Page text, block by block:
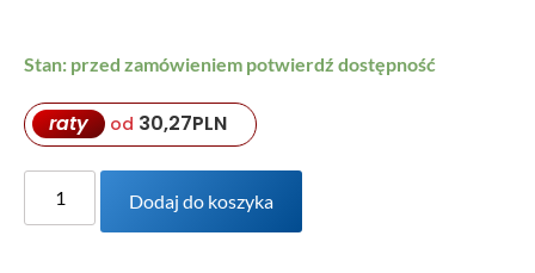
Stan: przed zamówieniem potwierdź dostępność
raty od 30,27PLN
Dodaj do koszyka